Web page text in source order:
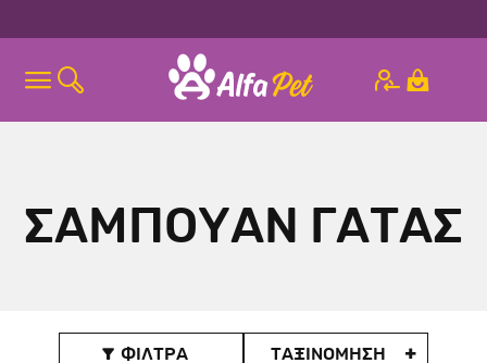
ΣΑΜΠΟΥΑΝ ΓΑΤΑΣ
 ΦΙΛΤΡΑ ΤΑΞΙΝOΜΗΣΗ